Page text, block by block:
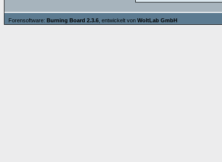
Forensoftware: Burning Board 2.3.6 , entwickelt von WoltLab GmbH